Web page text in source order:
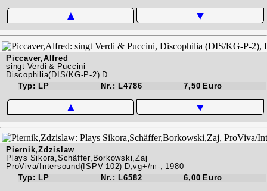
▲ ▼
Piccaver,Alfred
singt Verdi & Puccini
Discophilia(DIS/KG-P-2) D
Typ: LP
Nr.: L4786 7,50 Euro
▲ ▼
Piernik,Zdzislaw
Plays Sikora,Schäffer,Borkowski,Zaj
ProViva/Intersound(ISPV 102) D,vg+/m-, 1980
Typ: LP
Nr.: L6582 6,00 Euro